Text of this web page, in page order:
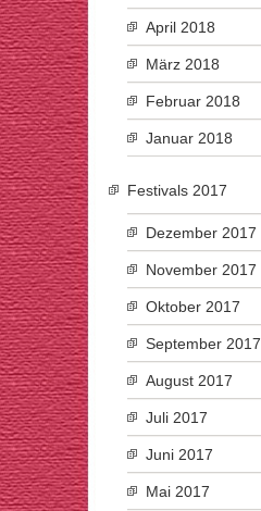
April 2018
März 2018
Februar 2018
Januar 2018
Festivals 2017
Dezember 2017
November 2017
Oktober 2017
September 2017
August 2017
Juli 2017
Juni 2017
Mai 2017